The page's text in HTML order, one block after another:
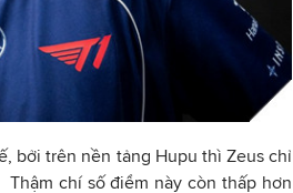
bởi trên nền tảng Hupu thì Zeus chỉ
chí số điểm này còn thấp hơn